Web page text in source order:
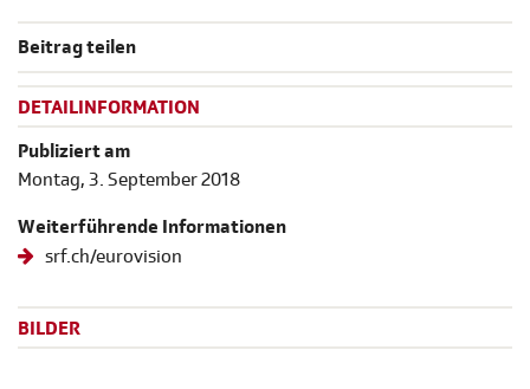
Beitrag teilen
DETAILINFORMATION
Publiziert am
Montag, 3. September 2018
Weiterführende Informationen
srf.ch/eurovision
BILDER